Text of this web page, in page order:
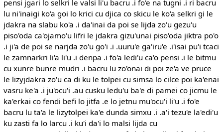
pensi jgari lo selkri le valsi li'u bacru .i fo'e na tugni .i ri bacru
lu ni'inaigi ko'a goi lo krici cu djica co skicu le ko'a selkri gi le
jdakra na slabu ko'a .i da'inai da poi se lijda zo'u gezu'u
piso'oda ca'ojamo'u lifri le jdakra gizu'unai piso'oda jiktra po'o
.i ji'a de poi se narjda zo'u go'i .i .uuru'e ga'iru'e .i'isai pu'i tcaci
le zamnarkri li'a li'u .i denpa .i fo'a ledi'u ca'o pensi .i le bitmu
cu xunre bunre mudri .i bacru lu zo'onai di poi ze'a ve pruce
le lizyjdakra zo'u ca di ku le tolpei cu simsa lo cilce poi ka'enai
vasru ke'a .i ju'ocu'i .au cusku ledu'u ba'e di pamei co jicmu le
ka'erkai co fendi befi lo jitfa .e lo jetnu mu'ocu'i li'u .i fo'e
bacru lu ta'a le lizytolpei ka'e dunda simxu .i .a'i tezu'e la'edi'u
ku zasti fa lo larcu .i ku'i da'i lo malsi lijda cu